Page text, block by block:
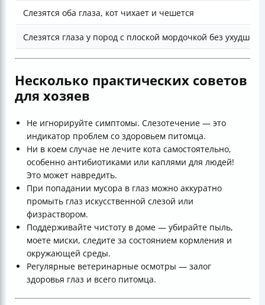
Слезятся оба глаза, кот чихает и чешется
Слезятся глаза у пород с плоской мордочкой без
Несколько практических советов
для хозяев
Не игнорируйте симптомы. Слезотечение — это
индикатор проблем со здоровьем питомца.
Ни в коем случае не лечите кота самостоятельно,
особенно антибиотиками или каплями для людей!
Это может навредить.
При попадании мусора в глаз можно аккуратно
промыть глаз искусственной слезой или
физраствором.
Поддерживайте чистоту в доме — убирайте пыль,
моете миски, следите за состоянием кормления и
окружающей среды.
Регулярные ветеринарные осмотры — залог
здоровья глаз и всего питомца.